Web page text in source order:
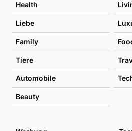
Health
Liebe
Family
Tiere
Automobile
Beauty